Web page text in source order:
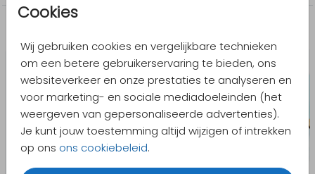
Cookies
Wij gebruiken cookies en vergelijkbare technieken
om een betere gebruikerservaring te bieden, ons
websiteverkeer en onze prestaties te analyseren en
voor marketing- en sociale mediadoeleinden (het
weergeven van gepersonaliseerde advertenties).
Je kunt jouw toestemming altijd wijzigen of intrekken
op ons ons cookiebeleid.